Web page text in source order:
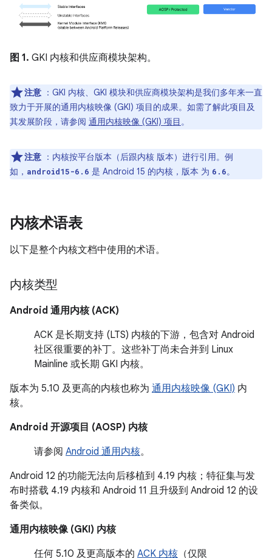
图 1. GKI 内核和供应商模块架构。
注意 ：GKI 内核、GKI 模块和供应商模块架构是我们多年来一直
致力于开展的通用内核映像 (GKI) 项目的成果。如需了解此项目及
其发展阶段，请参阅 通用内核映像 (GKI) 项目。
注意 ：内核按平台版本（后跟内核 版本）进行引用。例
如， android15-6.6 是 Android 15 的内核，版本 为 6.6。
内核术语表
以下是整个内核文档中使用的术语。
内核类型
Android 通用内核 (ACK)
ACK 是长期支持 (LTS) 内核的下游，包含对 Android
社区很重要的补丁。这些补丁尚未合并到 Linux
Mainline 或长期 GKI 内核。
版本为 5.10 及更高的内核也称为 通用内核映像 (GKI) 内
核。
Android 开源项目 (AOSP) 内核
请参阅 Android 通用内核。
Android 12 的功能无法向后移植到 4.19 内核；特征集与发
布时搭载 4.19 内核和 Android 11 且升级到 Android 12 的设
备类似。
通用内核映像 (GKI) 内核
任何 5.10 及更高版本的 ACK 内核 （仅限